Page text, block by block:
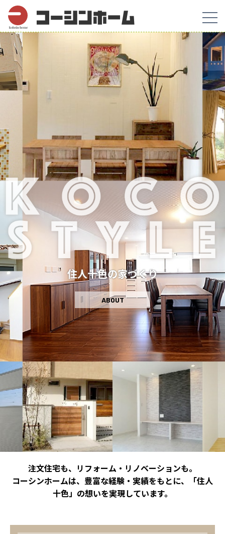
住人十色の家づくり
ABOUT
注文住宅も、リフォーム・リノベーションも。
コーシンホームは、豊富な経験・実績をもとに、「住人
十色」の想いを実現しています。